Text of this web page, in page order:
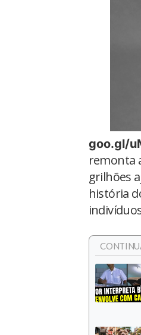
goo.gl/
remonta
grilhões
história